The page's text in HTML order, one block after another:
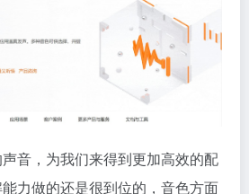
音，为我们来得到更加高效的配
力做的还是很到位的，音色方面